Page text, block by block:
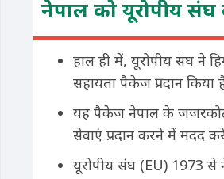
नेपाल को यूरोपीय संघ
हाल ही में, यूरोपीय संघ ने
सहायता पैकेज प्रदान किया
यह पैकेज नेपाल के जजरकोट
सेवाएं प्रदान करने में मदद
यूरोपीय संघ (EU) 1973 से